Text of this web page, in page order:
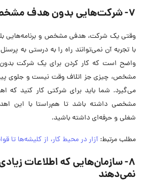
7- شرکت‌هایی بدون هدف مشخص
وقتی یک شرکت، هدفی مشخص و برنامه‌هایی
با تجربه آن نمی‌توانند راه را به درستی به
واضح است که کار کردن برای یک شرکت
مشخص، چیزی جز اتلاف وقت نیست و جلوی
می‌گیرد. شما باید برای شرکتی کار کنید که
مشخصی داشته باشد تا هم‌راستا با این
شغلی و حرفه‌ای داشته باشید.
مطلب مرتبط: آزار در محیط کار، از کلیشه‌ها تا
8- سازمان‌هایی که اطلاعات
نمی‌دهند